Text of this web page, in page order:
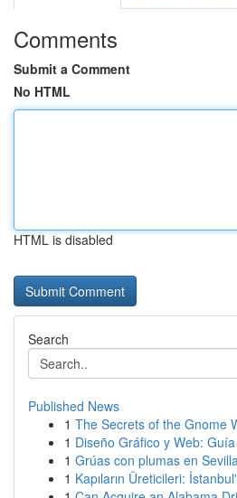
Comments
Submit a Comment
No HTML
HTML is disabled
Search
Published News
1 The Secrets of the Gnome
1 Diseño Gráfico y Web:
1 Grúas con plumas en
1 Kapıların Üreticileri: